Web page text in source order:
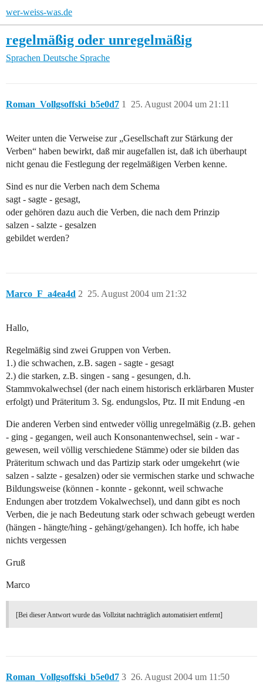
wer-weiss-was.de
regelmäßig oder unregelmäßig
Sprachen Deutsche Sprache
Roman_Vollgsoffski_b5e0d7 25. August 2004 um 21:11
1
Weiter unten die Verweise zur „Gesellschaft zur Stärkung der
Verben“ haben bewirkt, daß mir augefallen ist, daß ich überhaupt
nicht genau die Festlegung der regelmäßigen Verben kenne.
Sind es nur die Verben nach dem Schema
sagt - sagte - gesagt,
oder gehören dazu auch die Verben, die nach dem Prinzip
salzen - salzte - gesalzen
gebildet werden?
Marco_F_a4ea4d 25. August 2004 um 21:32
2
Hallo,
Regelmäßig sind zwei Gruppen von Verben.
1.) die schwachen, z.B. sagen - sagte - gesagt
2.) die starken, z.B. singen - sang - gesungen, d.h.
Stammvokalwechsel (der nach einem historisch erklärbaren Muster
erfolgt) und Präteritum 3. Sg. endungslos, Ptz. II mit Endung -en
Die anderen Verben sind entweder völlig unregelmäßig (z.B. gehen
- ging - gegangen, weil auch Konsonantenwechsel, sein - war -
gewesen, weil völlig verschiedene Stämme) oder sie bilden das
Präteritum schwach und das Partizip stark oder umgekehrt (wie
salzen - salzte - gesalzen) oder sie vermischen starke und schwache
Bildungsweise (können - konnte - gekonnt, weil schwache
Endungen aber trotzdem Vokalwechsel), und dann gibt es noch
Verben, die je nach Bedeutung stark oder schwach gebeugt werden
(hängen - hängte/hing - gehängt/gehangen). Ich hoffe, ich habe
nichts vergessen
Gruß
Marco
[Bei dieser Antwort wurde das Vollzitat nachträglich automatisiert entfernt]
Roman_Vollgsoffski_b5e0d7 26. August 2004 um 11:50
3